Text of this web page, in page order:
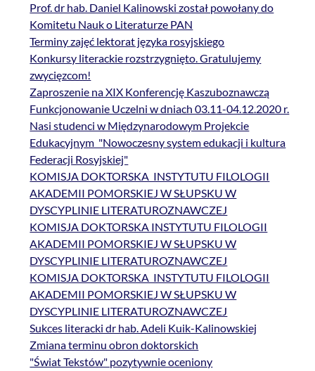
Prof. dr hab. Daniel Kalinowski został powołany do
Komitetu Nauk o Literaturze PAN
Terminy zajęć lektorat języka rosyjskiego
Konkursy literackie rozstrzygnięto. Gratulujemy
zwycięzcom!
Zaproszenie na XIX Konferencję Kaszuboznawczą
Funkcjonowanie Uczelni w dniach 03.11-04.12.2020 r.
Nasi studenci w Międzynarodowym Projekcie
Edukacyjnym "Nowoczesny system edukacji i kultura
Federacji Rosyjskiej"
KOMISJA DOKTORSKA INSTYTUTU FILOLOGII
AKADEMII POMORSKIEJ W SŁUPSKU W
DYSCYPLINIE LITERATUROZNAWCZEJ
KOMISJA DOKTORSKA INSTYTUTU FILOLOGII
AKADEMII POMORSKIEJ W SŁUPSKU W
DYSCYPLINIE LITERATUROZNAWCZEJ
KOMISJA DOKTORSKA INSTYTUTU FILOLOGII
AKADEMII POMORSKIEJ W SŁUPSKU W
DYSCYPLINIE LITERATUROZNAWCZEJ
Sukces literacki dr hab. Adeli Kuik-Kalinowskiej
Zmiana terminu obron doktorskich
"Świat Tekstów" pozytywnie oceniony